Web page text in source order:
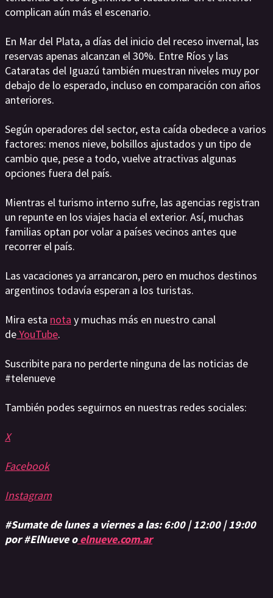
complican aún más el escenario.
En Mar del Plata, a días del inicio del receso invernal, las
reservas apenas alcanzan el 30%. Entre Ríos y las
Cataratas del Iguazú también muestran niveles muy por
debajo de lo esperado, incluso en comparación con años
anteriores.
Según operadores del sector, esta caída obedece a varios
factores: menos nieve, bolsillos ajustados y un tipo de
cambio que, pese a todo, vuelve atractivas algunas
opciones fuera del país.
Mientras el turismo interno sufre, las agencias registran
un repunte en los viajes hacia el exterior. Así, muchas
familias optan por volar a países vecinos antes que
recorrer el país.
Las vacaciones ya arrancaron, pero en muchos destinos
argentinos todavía esperan a los turistas.
Mira esta nota y muchas más en nuestro canal
deYouTube.
Suscribite para no perderte ninguna de las noticias de
#telenueve
También podes seguirnos en nuestras redes sociales:
X
Facebook
Instagram
#Sumate de lunes a viernes a las: 6:00 | 12:00 | 19:00
por #ElNueve o elnueve.com.ar